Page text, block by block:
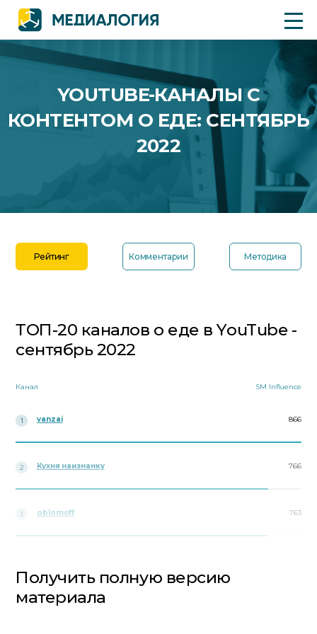
YOUTUBE-КАНАЛЫ С
КОНТЕНТОМ О ЕДЕ: СЕНТЯБРЬ
2022
Рейтинг Комментарии Методика
ТОП-20 каналов о еде в YouTube -
сентябрь 2022
Канал SM Influence
1 vanzai 866
2 Кухня наизнанку 766
3 oblomoff 763
Получить полную версию
материала